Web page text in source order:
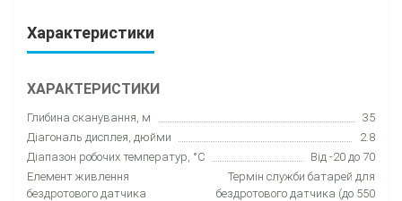
Характеристики
ХАРАКТЕРИСТИКИ
Глибина сканування, м
35
Діагональ дисплея, дюйми
2.8
Діапазон робочих температур, °C
Від -20 до 70
Елемент живлення
бездротового датчика
Термін служби батарей для
бездротового датчика (до 550